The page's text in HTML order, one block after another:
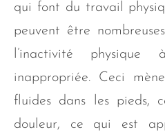
qui font du travail
peuvent être
l’inactivité physique
inappropriée. Ceci
fluides dans les pieds,
douleur, ce qui est